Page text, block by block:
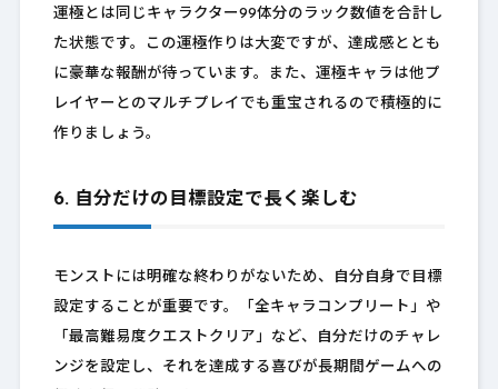
運極とは同じキャラクター99体分のラック数値を合計し
た状態です。この運極作りは大変ですが、達成感ととも
に豪華な報酬が待っています。また、運極キャラは他プ
レイヤーとのマルチプレイでも重宝されるので積極的に
作りましょう。
6. 自分だけの目標設定で長く楽しむ
モンストには明確な終わりがないため、自分自身で目標
設定することが重要です。「全キャラコンプリート」や
「最高難易度クエストクリア」など、自分だけのチャレ
ンジを設定し、それを達成する喜びが長期間ゲームへの